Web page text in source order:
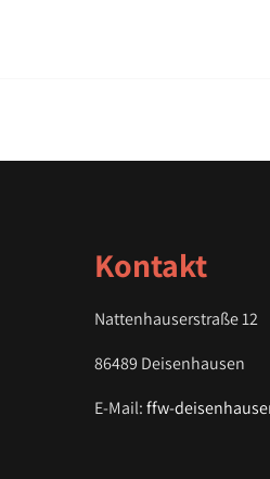
Kontakt
Nattenhauserstraße 12
86489 Deisenhausen
E-Mail:ffw-